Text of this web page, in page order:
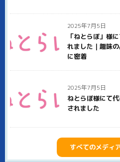
後の追加料金は一切いただきませ
きるのかはっきり明示しています
また、イーブイは社員全員が何ら
ストの集団です。遺品整理士、生
阪南市での不用品回収、ゴミ屋敷
イーブイにご用命ください。
2025年7月5日
「ねとらぼ」様
れました｜趣味
に密着
2025年7月5日
ねとらぼ様にて
されました
すべてのメディ